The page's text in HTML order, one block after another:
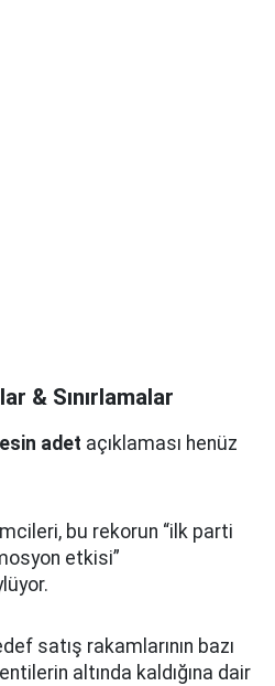
& Sınırlamalar
adet açıklaması henüz
bu rekorun “ilk parti
etkisi”
satış rakamlarının bazı
altında kaldığına dair